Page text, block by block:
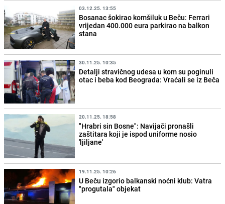
03.12.25. 13:55
Bosanac šokirao komšiluk u Beču: Ferrari
vrijedan 400.000 eura parkirao na balkon
stana
30.11.25. 10:35
Detalji stravičnog udesa u kom su poginuli
otac i beba kod Beograda: Vraćali se iz Beča
20.11.25. 18:58
"Hrabri sin Bosne": Navijači pronašli
zaštitara koji je ispod uniforme nosio
'ljiljane'
19.11.25. 10:26
U Beču izgorio balkanski noćni klub: Vatra
"progutala" objekat